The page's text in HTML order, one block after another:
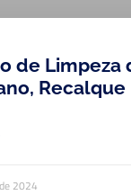
de Limpeza
Recalque
2024